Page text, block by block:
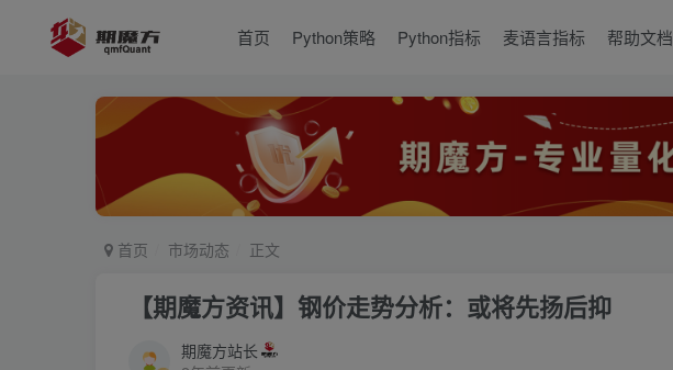
首页 Python策略 Python指标 麦语言指标 帮助文档
首页 市场动态 正文
【期魔方资讯】钢价走势分析：或将先扬后抑
期魔方站长